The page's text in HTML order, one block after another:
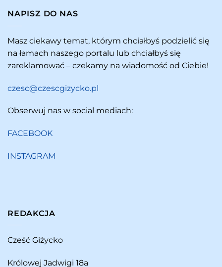
NAPISZ DO NAS
Masz ciekawy temat, którym chciałbyś podzielić się
na łamach naszego portalu lub chciałbyś się
zareklamować – czekamy na wiadomość od Ciebie!
czesc@czescgizycko.pl
Obserwuj nas w social mediach:
FACEBOOK
INSTAGRAM
REDAKCJA
Cześć Giżycko
Królowej Jadwigi 18a